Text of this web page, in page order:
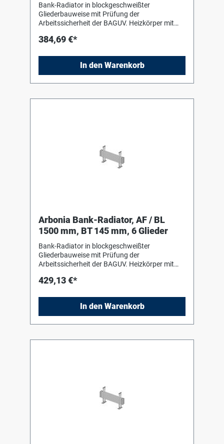
Bank-Radiator in blockgeschweißter
Gliederbauweise mit Prüfung der
Arbeitssicherheit der BAGUV. Heizkörper mit
DIN 55 900-2. Für liegenden Einbau mit Hilfe
Anschluss- und Blindstopfen sind werkseitig
eingedichtet, in Schrumpffolie verpackt und
soweit erforderlich mit Kantenschutz versehen.
384,69 €*
In den Warenkorb
Arbonia Bank-Radiator, AF / BL
1500 mm, BT 145 mm, 6 Glieder
Bank-Radiator in blockgeschweißter
Gliederbauweise mit Prüfung der
Arbeitssicherheit der BAGUV. Heizkörper mit
DIN 55 900-2. Für liegenden Einbau mit Hilfe
Anschluss- und Blindstopfen sind werkseitig
eingedichtet, in Schrumpffolie verpackt und
soweit erforderlich mit Kantenschutz versehen.
429,13 €*
In den Warenkorb